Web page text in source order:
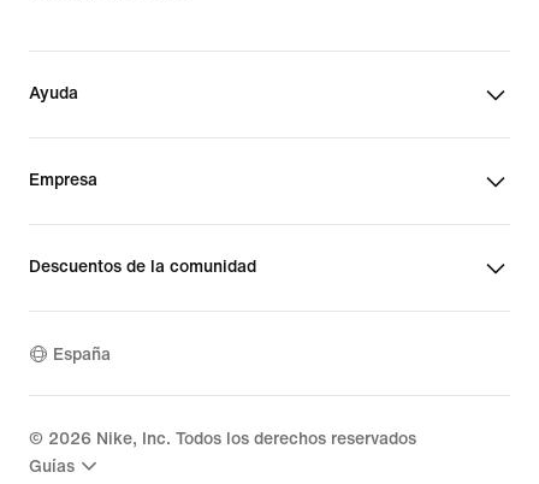
Ayuda
Empresa
Descuentos de la comunidad
España
© 2026 Nike, Inc. Todos los derechos reservados
Guías